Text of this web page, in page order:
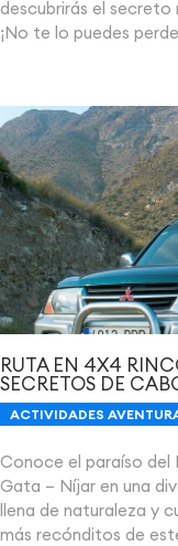
descubrirás el
¡No te lo puedes
RUTA EN 4X4
SECRETOS DE
ACTIVIDADES
Conoce el paraíso del
Gata – Níjar en una
llena de naturaleza y
más recónditos de